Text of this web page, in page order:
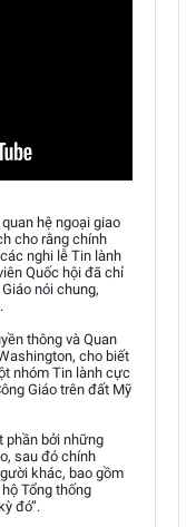
hệ ngoại giao
cho rằng chính
nghi lễ Tin lành
Quốc hội đã chỉ
nói chung,
thông và Quan
cho biết
nhóm Tin lành cực
Giáo trên đất Mỹ
phần bởi những
sau đó chính
khác, bao gồm
Tổng thống
đó”.